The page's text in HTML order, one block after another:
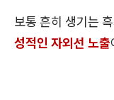
보통 흔히 생기는
성적인 자외선 노출